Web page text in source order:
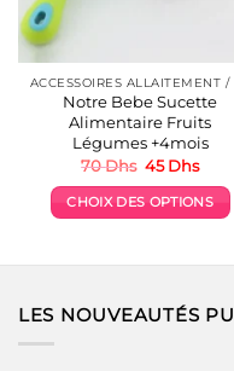
Notre Bebe Sucette
Alimentaire Fruits
Légumes +4mois
70Dhs Le
initial
était :
45DhsLe
est :
CHOIX DES OPTIONS
plusieurs
LES NOUVEAUTÉS